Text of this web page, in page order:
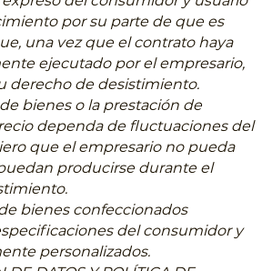
por su parte de que es
una vez que el contrato haya
ejecutado por el empresario,
derecho de desistimiento.
bienes o la prestación de
dependa de fluctuaciones del
que el empresario no pueda
producirse durante el
bienes confeccionados
del consumidor y
personalizados.